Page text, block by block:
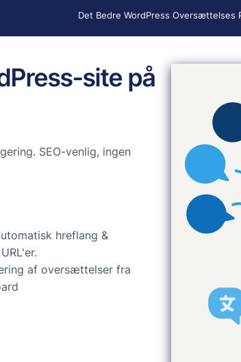
Det Bedre WordPress Oversættelses
site på
SEO-venlig, ingen
hreflang &
af oversættelser fra